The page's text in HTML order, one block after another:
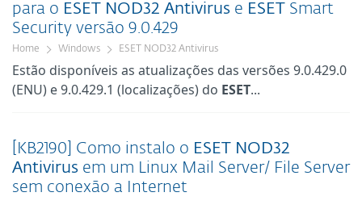
para o ESET NOD32 Antivirus e ESET Smart
Security versão 9.0.429
Home Windows ESET NOD32 Antivirus
Estão disponíveis as atualizações das versões 9.0.429.0
(ENU) e 9.0.429.1 (localizações) do ESET...
[KB2190] Como instalo o ESET NOD32
Antivirus em um Linux Mail Server/ File Server
sem conexão a Internet